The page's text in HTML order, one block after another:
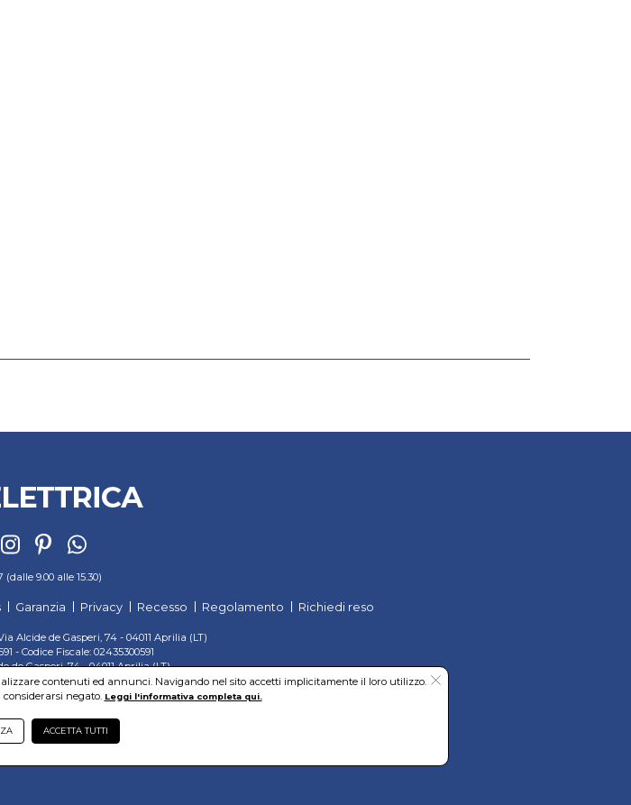
(dalle 9.00 alle 15.30)
Garanzia Privacy Recesso Regolamento Richiedi reso
Alcide de Gasperi, 74 - 04011 Aprilia (LT)
- Codice Fiscale: 02435300591
de Gasperi, 74 - 04011 Aprilia (LT)
Reg. delle Imprese di Latina REA:LT-171116
contenuti ed annunci. Navigando nel sito accetti implicitamente il loro utilizzo.
negato. Leggi l'informativa completa qui.
ACCETTA TUTTI